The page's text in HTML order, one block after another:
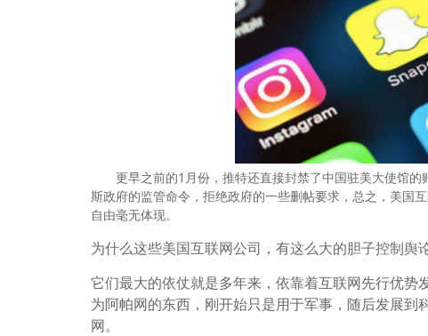
更早之前的1月份，推特还直接封禁了中国驻美大使馆的
斯政府的监管命令，拒绝政府的一些删帖要求，总之，美国
自由毫无体现。
为什么这些美国互联网公司，有这么大的胆子控制舆
它们最大的依仗就是多年来，依靠着互联网先行优
为阿帕网的东西，刚开始只是用于军事，随后发展
网。